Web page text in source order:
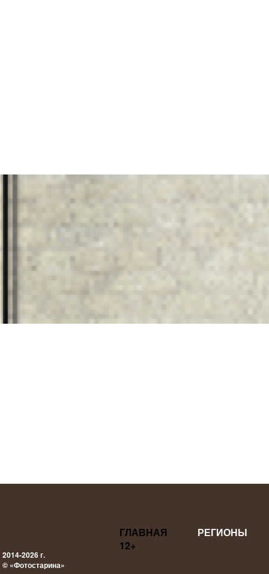
2014-2026 г.
© «Фотостарина»
ГЛАВНАЯ
РЕГИОНЫ
12+